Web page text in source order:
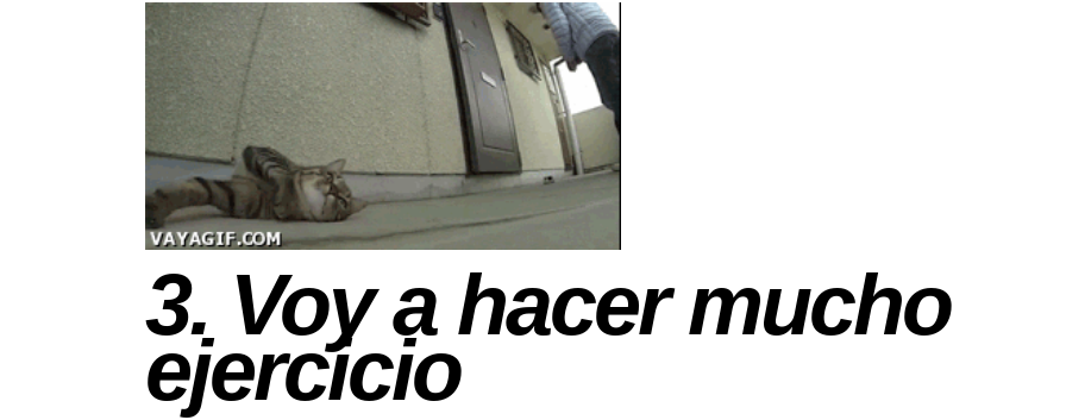
3. Voy a hacer mucho
ejercicio